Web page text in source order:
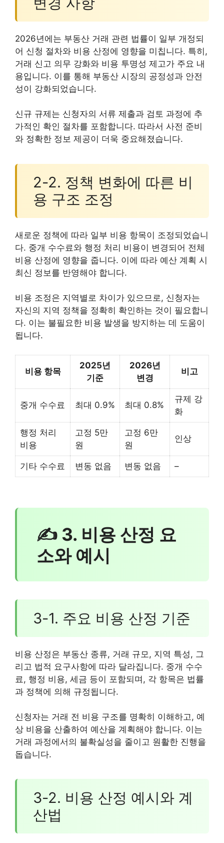
2026년에는 부동산 거래 관련 법률이 일부 개정되
어 신청 절차와 비용 산정에 영향을 미칩니다. 특히,
거래 신고 의무 강화와 비용 투명성 제고가 주요 내
용입니다. 이를 통해 부동산 시장의 공정성과 안전
성이 강화되었습니다.
신규 규제는 신청자의 서류 제출과 검토 과정에 추
가적인 확인 절차를 포함합니다. 따라서 사전 준비
와 정확한 정보 제공이 더욱 중요해졌습니다.
2-2. 정책 변화에 따른 비
용 구조 조정
새로운 정책에 따라 일부 비용 항목이 조정되었습니
다. 중개 수수료와 행정 처리 비용이 변경되어 전체
비용 산정에 영향을 줍니다. 이에 따라 예산 계획 시
최신 정보를 반영해야 합니다.
비용 조정은 지역별로 차이가 있으므로, 신청자는
자신의 지역 정책을 정확히 확인하는 것이 필요합니
다. 이는 불필요한 비용 발생을 방지하는 데 도움이
됩니다.
비용 항목
2025년
기준
2026년
변경
비고
중개 수수료 최대 0.9% 최대 0.8%
규제 강
화
행정 처리
비용
고정 5만
원
고정 6만
원
인상
기타 수수료 변동 없음 변동 없음 –
✍ 3. 비용 산정 요
소와 예시
3-1. 주요 비용 산정 기준
비용 산정은 부동산 종류, 거래 규모, 지역 특성, 그
리고 법적 요구사항에 따라 달라집니다. 중개 수수
료, 행정 비용, 세금 등이 포함되며, 각 항목은 법률
과 정책에 의해 규정됩니다.
신청자는 거래 전 비용 구조를 명확히 이해하고, 예
상 비용을 산출하여 예산을 계획해야 합니다. 이는
거래 과정에서의 불확실성을 줄이고 원활한 진행을
돕습니다.
3-2. 비용 산정 예시와 계
산법